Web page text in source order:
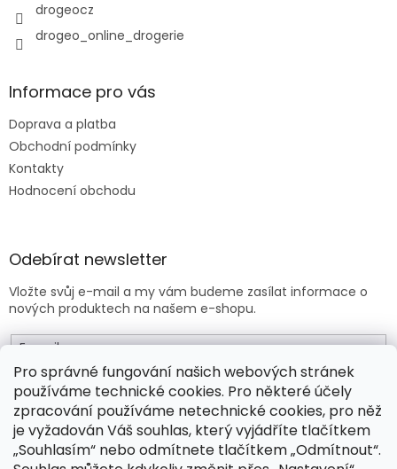
Pro správné fungování našich webových stránek
používáme technické cookies. Pro některé účely
zpracování používáme netechnické cookies, pro něž
je vyžadován Váš souhlas, který vyjádříte tlačítkem
„Souhlasím“ nebo odmítnete tlačítkem „Odmítnout“.
drogeocz
drogeo_online_drogerie
Informace pro vás
Doprava a platba
Obchodní podmínky
Kontakty
Hodnocení obchodu
Odebírat newsletter
Vložte svůj e-mail a my vám budeme zasílat informace o
nových produktech na našem e-shopu.
E-mail
Vložením e-mailu souhlasíte sobchodními podmínkami .
PŘIHLÁSIT SE